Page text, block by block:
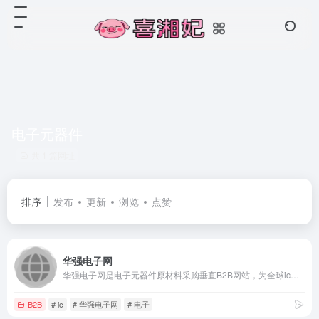
排序 发布 更新 浏览 点赞
华强电子网
B2B # ic # 华强电子网 # 电子